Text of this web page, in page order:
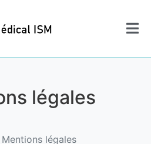
légales
Mentions légales